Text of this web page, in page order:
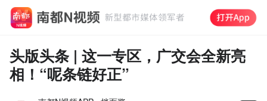
头版头条 | 这一专区，广交会全新亮
相！“呢条链好正”